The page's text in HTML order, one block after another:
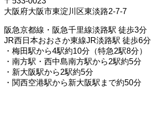
大阪府大阪市東淀川区東淡路2-7-7
阪急京都線・阪急千里線淡路駅 徒歩3分
JR西日本おおさか東線JR淡路駅 徒歩6分
・梅田駅から4駅約10分（特急2駅8分）
・南方駅・西中島南方駅から2駅約5分
・新大阪駅から2駅約5分
・関西空港駅から新大阪駅まで約50分